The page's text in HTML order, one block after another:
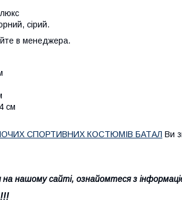
сірий.
в менеджера.
см
СПОРТИВНИХ КОСТЮМІВ БАТАЛ Ви
нашому сайті, ознайомтеся з